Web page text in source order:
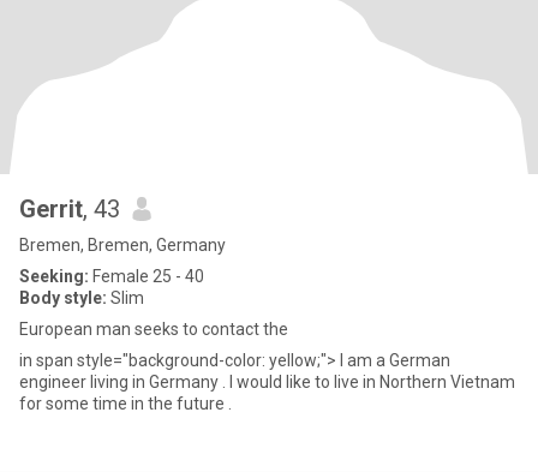
Gerrit, 43
Bremen, Bremen, Germany
Seeking: Female 25 - 40
Body style: Slim
European man seeks to contact the​ ​ ​​​​
in span style="background-color: yellow;"> I am a German
engineer living in Germany . I would like to live in Northern Vietnam
for some time in the future .